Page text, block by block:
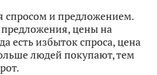
спросом и предложением.
предложения, цены на
есть избыток спроса, цена
людей покупают, тем